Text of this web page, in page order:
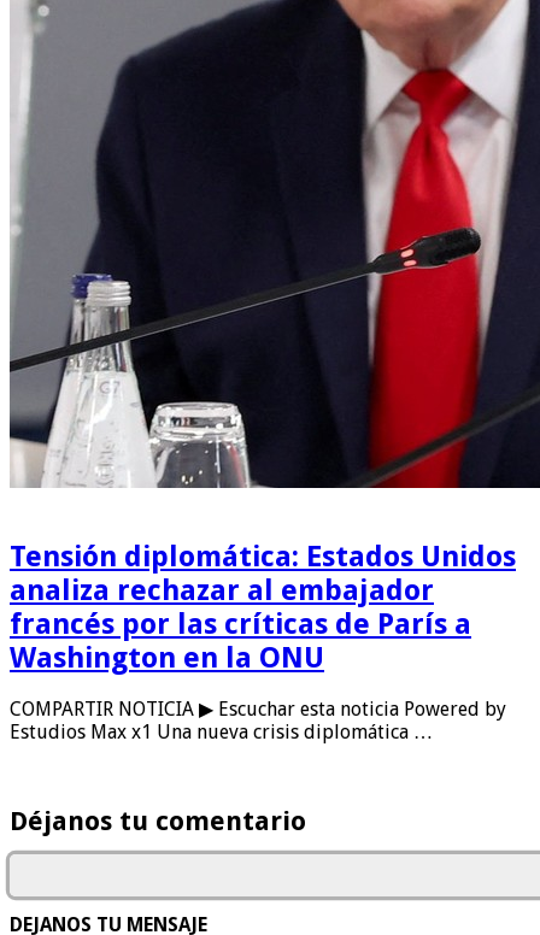
Tensión diplomática: Estados Unidos
analiza rechazar al embajador
francés por las críticas de París a
Washington en la ONU
COMPARTIR NOTICIA ▶ Escuchar esta noticia Powered by
Estudios Max x1 Una nueva crisis diplomática …
Déjanos tu comentario
DEJANOS TU MENSAJE